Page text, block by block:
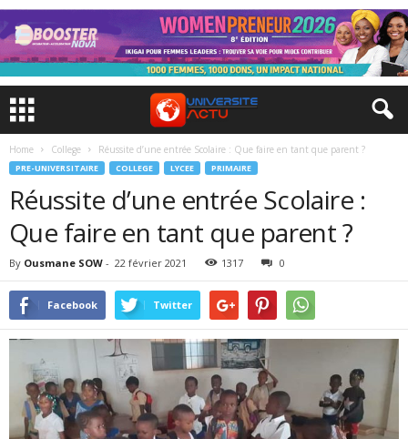
Home College Réussite d’une entrée Scolaire : Que faire en tant que parent ?
PRE-UNIVERSITAIRE COLLEGE LYCEE PRIMAIRE
Réussite d’une entrée Scolaire :
Que faire en tant que parent ?
By Ousmane SOW - 22 février 2021 1317 0
Facebook Twitter